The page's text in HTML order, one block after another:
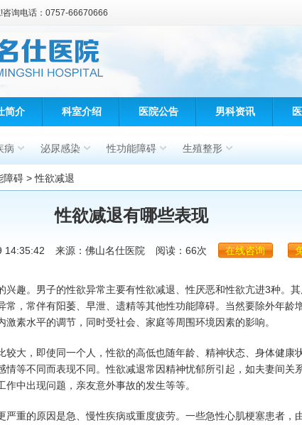
咨询电话：0757-66670666
简介 科室介绍 医院公告 男科资讯
病 泌尿感染 性功能障碍 生殖整形
障碍 >性欲减退
性欲减退有哪些表现
14:35:42 来源：佛山名仕医院 阅读：66次 在线咨询
趣。男子的性欲异常主要有性欲减退、性厌恶和性欲亢进3种。其
常，常伴有阳萎、早泄、遗精等其他性功能障碍。当然要除外年龄
激素水平的调节，同时受社会、家庭等周围环境因素的影响。
大，即使同一个人，性欲的高低也随年龄、精神状态、身体健康
情等不同而表现不同。性欲减退常因精神忧郁所引起，如夫妻间关
作中出现问题，亲友意外事故的发生等等。
重的原因是急、慢性疾病或重度疲劳。一些急性心肌梗塞患者，